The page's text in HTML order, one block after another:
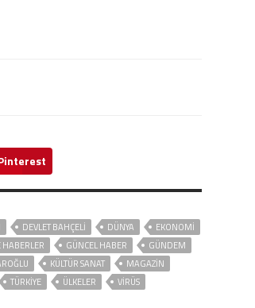
DEVLET BAHÇELİ DÜNYA
EKONOMİ
GÜNCEL HABER
GÜNDEM
KÜLTÜR SANAT
MAGAZİN
TÜRKİYE ÜLKELER
VIRÜS